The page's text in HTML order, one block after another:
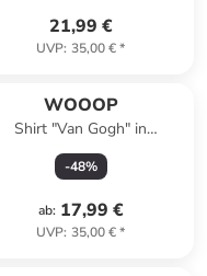
21,99 €
UVP: 35,00 €*
WOOOP
Shirt "Van Gogh" in
Dunkelblau
-48%
ab: 17,99 €
UVP: 35,00 €*